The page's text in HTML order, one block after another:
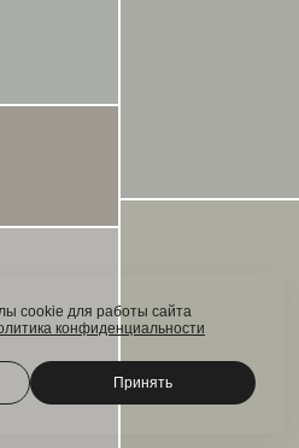
cookie для работы сайта
конфиденциальности
Принять